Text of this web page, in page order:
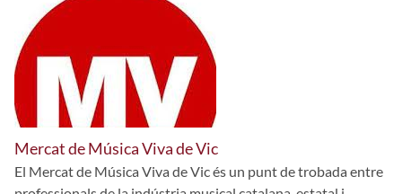
Mercat de Música Viva de Vic
El Mercat de Música Viva de Vic és un punt de trobada entre